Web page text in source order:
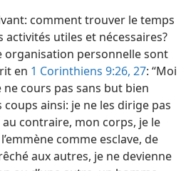
comment trouver le temps
activités utiles et nécessaires?
organisation personnelle sont
en 1 Corinthiens 9:26, 27: “Moi
cours pas sans but bien
ainsi: je ne les dirige pas
au contraire, mon corps, je le
comme esclave, de
aux autres, je ne devienne